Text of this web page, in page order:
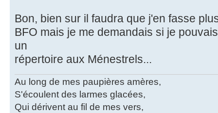
Bon, bien sur il faudra que j'en fasse
BFO mais je me demandais si je
un
répertoire aux Ménestrels...
Au long de mes paupières amères,
S'écoulent des larmes glacées,
Qui dérivent au fil de mes vers,